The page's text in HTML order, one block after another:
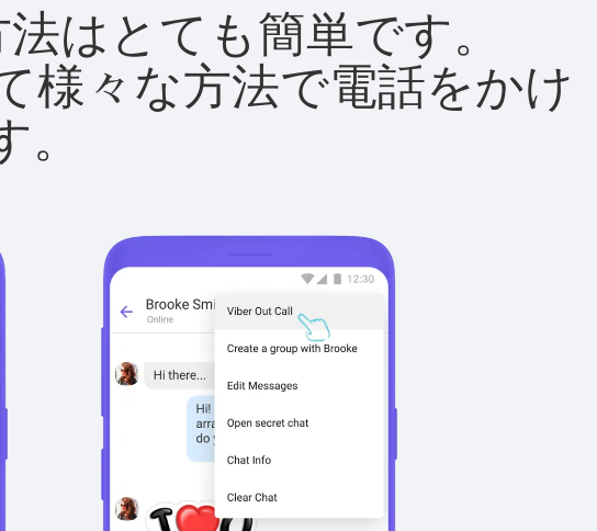
はとても簡単です。
様々な方法で電話をかけ